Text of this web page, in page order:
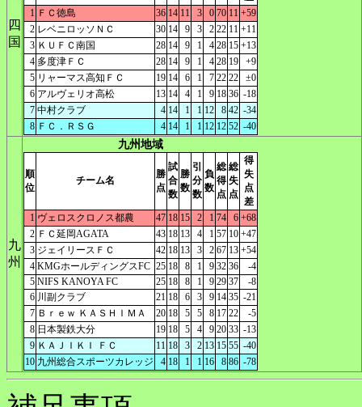
四
国
1 ＦＣ徳島 36 14 11 3 0 70 11 +59
2 レベニロッソＮＣ 30 14 9 3 2 22 11 +11
3 ＫＵＦＣ南国 28 14 9 1 4 28 15 +13
4 多度津ＦＣ 28 14 9 1 4 28 19
+9
5 リャーマス高知ＦＣ 19 14 6 1 7 22 22
±0
6 アルヴェリオ高松 13 14 4 1 9 18 36 -18
7 中村クラブ 4 14 1 1 12 8 42 -34
8 ＦＣ．ＲＳＧ 4 14 1 1 12 12 52 -40
九
州
九州地域
順
位
チーム名
勝
点
試
合
数
勝
数
引
分
数
負
数
総
得
点
総
失
点
得
失
点
差
1 ヴェロスクロノス都農 47 18 15 2 1 74 6 +68
2 ＦＣ延岡AGATA 43 18 13 4 1 57 10 +47
3 ジェイリースＦＣ 42 18 13 3 2 67 13 +54
4 KMGホールディングスFC 25 18 8 1 9 32 36
-4
5 NIFS KANOYA FC 25 18 8 1 9 29 37
-8
6 川副クラブ 21 18 6 3 9 14 35 -21
7 Ｂｒｅｗ ＫＡＳＨＩＭＡ 20 18 5 5 8 17 22
-5
8 日本製鉄大分 19 18 5 4 9 20 33 -13
9 ＫＡＪＩＫＩ ＦＣ 11 18 3 2 13 15 55 -40
10 九州総合スポーツカレッジ 4 18 1 1 16 8 86 -78